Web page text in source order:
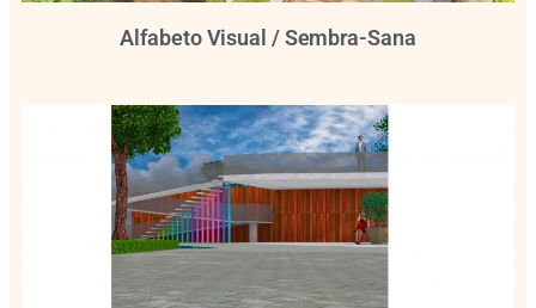
Alfabeto Visual / Sembra-Sana